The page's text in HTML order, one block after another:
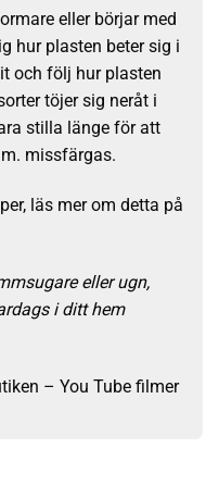
eller börjar med
hur plasten beter sig i
och följ hur plasten
töjer sig neråt i
stilla länge för att
missfärgas.
läs mer om detta på
eller ugn,
i ditt hem
– You Tube filmer